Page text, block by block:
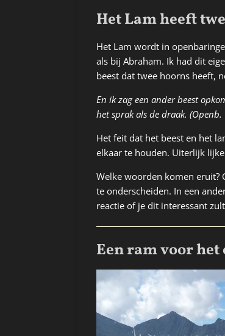
Het Lam heeft
Het Lam wordt in
als bij Abraham. Ik had dit
beest dat twee hoorns heeft,
En ik zag een ander beest
het sprak als de draak. (Openb.
Het feit dat het beest en het
elkaar te houden. Uiterlijk
Welke woorden komen eruit?
te onderscheiden. In een
reactie of je dit interessant
Een ram voor